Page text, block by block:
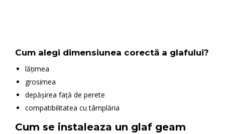
Cum alegi dimensiunea corectă a glafului?
lățimea
grosimea
depășirea față de perete
compatibilitatea cu tâmplăria
Cum se instaleaza un glaf geam